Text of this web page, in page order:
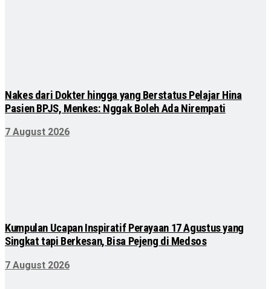
Nakes dari Dokter hingga yang Berstatus Pelajar Hina
Pasien BPJS, Menkes: Nggak Boleh Ada Nirempati
7 August 2026
Kumpulan Ucapan Inspiratif Perayaan 17 Agustus yang
Singkat tapi Berkesan, Bisa Pejeng di Medsos
7 August 2026